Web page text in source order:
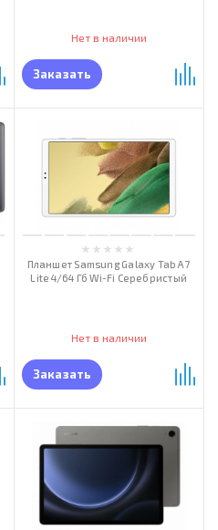
Нет в наличии
Заказать
Планшет Samsung Galaxy Tab A7
Lite 4/64 Гб Wi-Fi Серебристый
Нет в наличии
Заказать